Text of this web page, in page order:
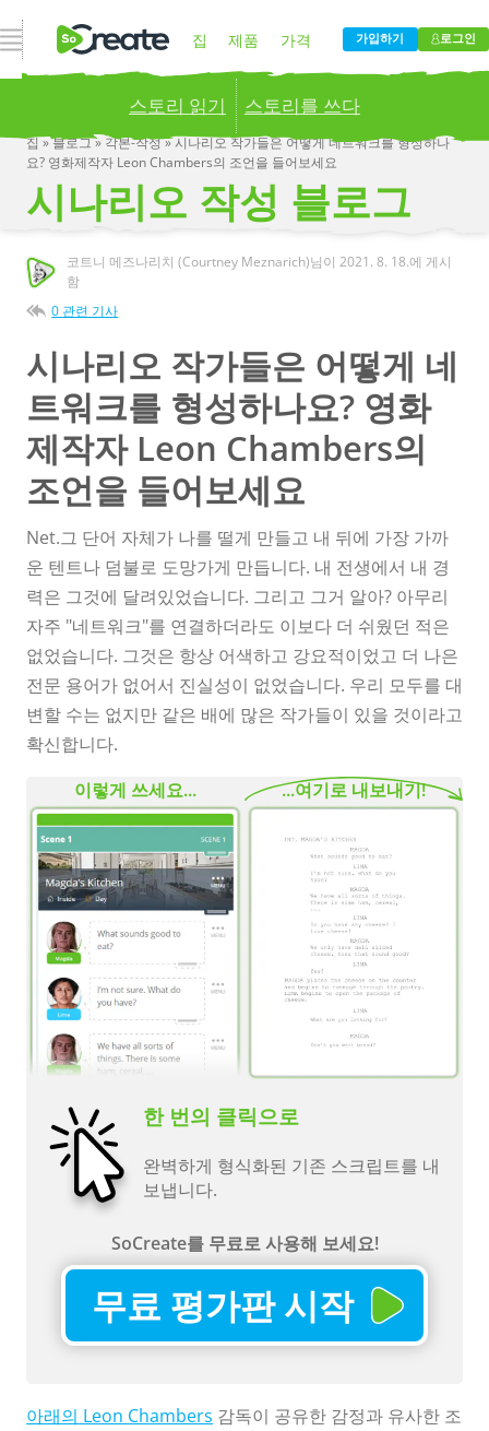
내비게이션 열기 집 제품 가격
블로그 회사
가입하기 로그인
스토리 읽기 스토리를 쓰다
Publish your stories to a global audience.
now!
집»블로그» 각본-작성»시나리오 작가들은 어떻게 네트워크를 형성하나
요? 영화제작자 Leon Chambers의 조언을 들어보세요
시나리오 작성 블로그
코트니 메즈나리치 (Courtney Meznarich)님이2021. 8. 18.에 게시
함
0 관련 기사
시나리오 작가들은 어떻게 네
트워크를 형성하나요? 영화
제작자 Leon Chambers의
조언을 들어보세요
Net.그 단어 자체가 나를 떨게 만들고 내 뒤에 가장 가까
운 텐트나 덤불로 도망가게 만듭니다. 내 전생에서 내 경
력은 그것에 달려있었습니다. 그리고 그거 알아? 아무리
자주 "네트워크"를 연결하더라도 이보다 더 쉬웠던 적은
없었습니다. 그것은 항상 어색하고 강요적이었고 더 나은
전문 용어가 없어서 진실성이 없었습니다. 우리 모두를 대
변할 수는 없지만 같은 배에 많은 작가들이 있을 것이라고
확신합니다.
한 번의 클릭으로
완벽하게 형식화된 기존 스크립트를 내
보냅니다.
SoCreate를 무료로 사용해 보세요!
무료 평가판 시작
이렇게 쓰세요... ...여기로 내보내기!
아래의 Leon Chambers 감독이 공유한 감정과 유사한 조